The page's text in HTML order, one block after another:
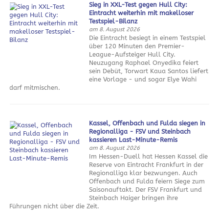
Sieg in XXL-Test gegen Hull City:
Eintracht weiterhin mit makelloser
Testspiel-Bilanz
am 8. August 2026
Die Eintracht besiegt in einem Testspiel
über 120 Minuten den Premier-
League-Aufsteiger Hull City.
Neuzugang Raphael Onyedika feiert
sein Debüt, Torwart Kaua Santos liefert
eine Vorlage - und sogar Elye Wahi
darf mitmischen.
Kassel, Offenbach und Fulda siegen in
Regionalliga - FSV und Steinbach
kassieren Last-Minute-Remis
am 8. August 2026
Im Hessen-Duell hat Hessen Kassel die
Reserve von Eintracht Frankfurt in der
Regionalliga klar bezwungen. Auch
Offenbach und Fulda feiern Siege zum
Saisonauftakt. Der FSV Frankfurt und
Steinbach Haiger bringen ihre
Führungen nicht über die Zeit.